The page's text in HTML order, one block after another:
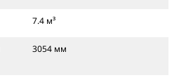
7.4 м³
3054 мм